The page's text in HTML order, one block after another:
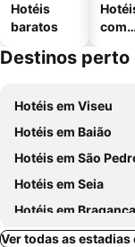
Hotéis
baratos
com
Destinos perto
Hotéis em Viseu
Hotéis em Baião
Hotéis em São
Hotéis em Seia
Hotéis em Bragança
Ver todas as